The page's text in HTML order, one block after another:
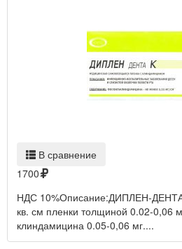
В сравнение
1700
НДС 10%Описание:ДИПЛЕН-
кв. см пленки толщиной 0.02-0,06
клиндамицина 0.05-0,06 мг....